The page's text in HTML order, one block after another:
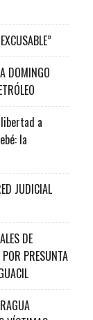
DOMINGO
libertad a
la
JUDICIAL
DE
PRESUNTA